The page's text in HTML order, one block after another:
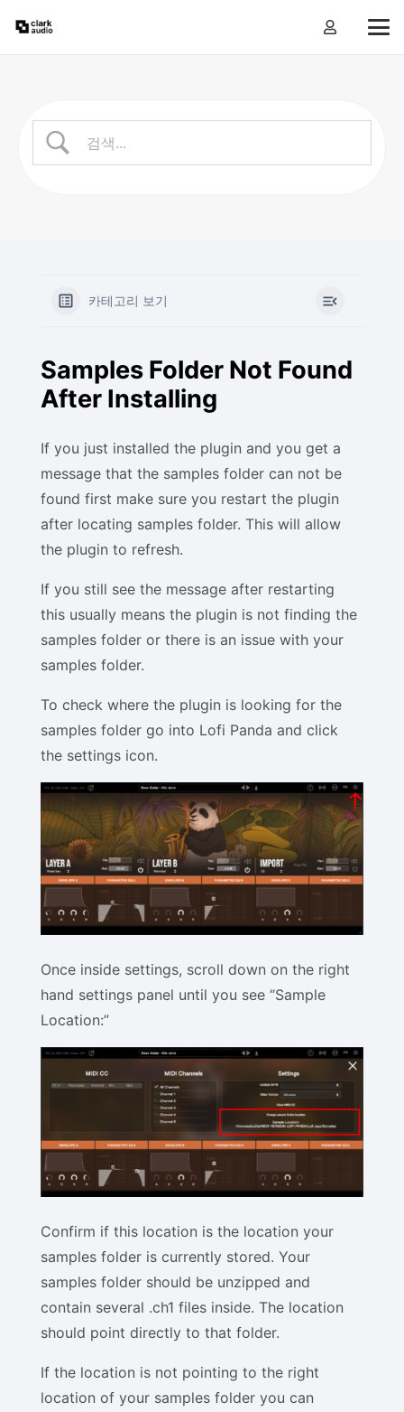
카테고리 보기
Samples Folder Not Found
After Installing
If you just installed the plugin and you get a
message that the samples folder can not be
found first make sure you restart the plugin
after locating samples folder. This will allow
the plugin to refresh.
If you still see the message after restarting
this usually means the plugin is not finding the
samples folder or there is an issue with your
samples folder.
To check where the plugin is looking for the
samples folder go into Lofi Panda and click
the settings icon.
Once inside settings, scroll down on the right
hand settings panel until you see “Sample
Location:”
Confirm if this location is the location your
samples folder is currently stored. Your
samples folder should be unzipped and
contain several .ch1 files inside. The location
should point directly to that folder.
If the location is not pointing to the right
location of your samples folder you can